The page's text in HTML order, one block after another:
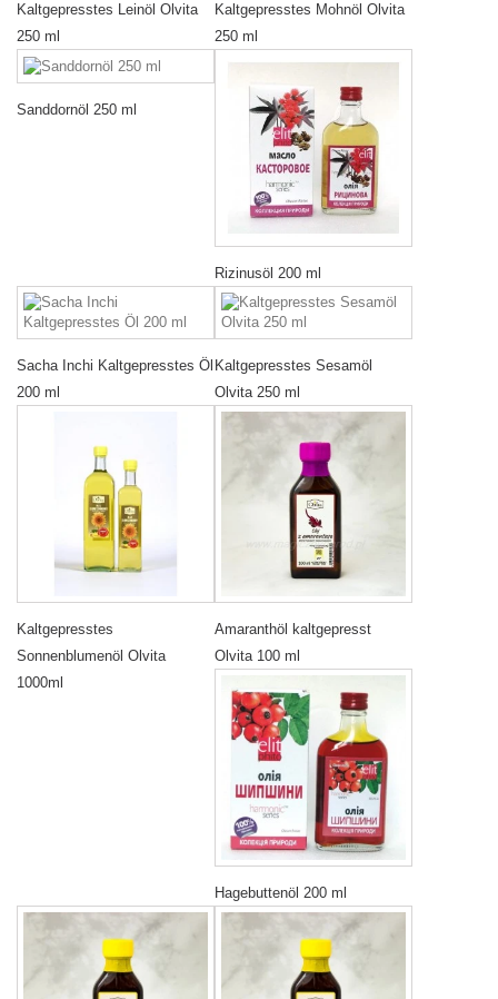
Kaltgepresstes Leinöl Olvita
250 ml
Kaltgepresstes Mohnöl Olvita
250 ml
Sanddornöl 250 ml
Rizinusöl 200 ml
Sacha Inchi Kaltgepresstes Öl
200 ml
Kaltgepresstes Sesamöl
Olvita 250 ml
Kaltgepresstes
Sonnenblumenöl Olvita
1000ml
Amaranthöl kaltgepresst
Olvita 100 ml
Hagebuttenöl 200 ml